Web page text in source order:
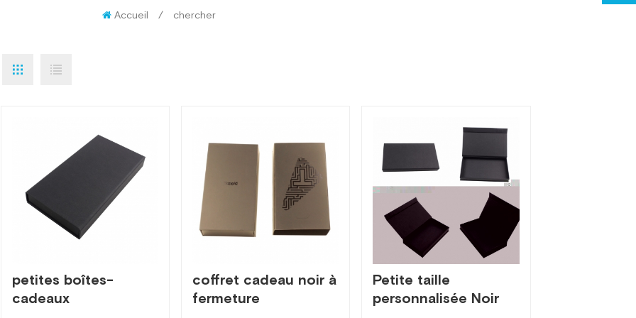
Accueil / chercher
petites boîtes-
cadeaux
coffret cadeau noir à
fermeture
Petite taille
personnalisée Noir